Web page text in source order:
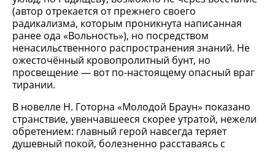
(автор отрекается от прежнего своего
радикализма, которым проникнута написанная
ранее ода «Вольность»), но посредством
ненасильственного распространения знаний. Не
ожесточённый кровопролитный бунт, но
просвещение — вот по-настоящему опасный враг
тирании.
В новелле Н. Готорна «Молодой Браун» показано
странствие, увенчавшееся скорее утратой, нежели
обретением: главный герой навсегда теряет
душевный покой, болезненно расставаясь с